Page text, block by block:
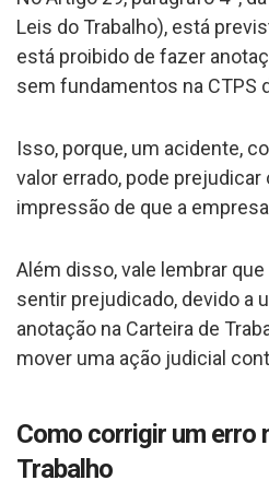
Leis do Trabalho), está
está proibido de fazer
sem fundamentos na CTPS
Isso, porque, um acidente,
valor errado, pode prejudicar
impressão de que a
Além disso, vale lembrar
sentir prejudicado, devido a
anotação na Carteira de
mover uma ação judicial
Como corrigir um erro
Trabalho